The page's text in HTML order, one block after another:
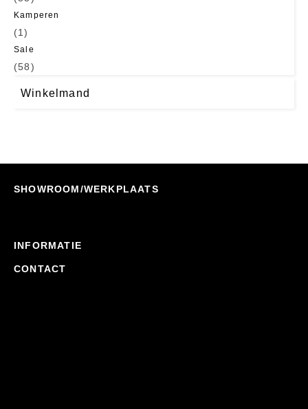
Kamperen
(1)
Sale
(58)
Winkelmand
SHOWROOM/WERKPLAATS
INFORMATIE
CONTACT